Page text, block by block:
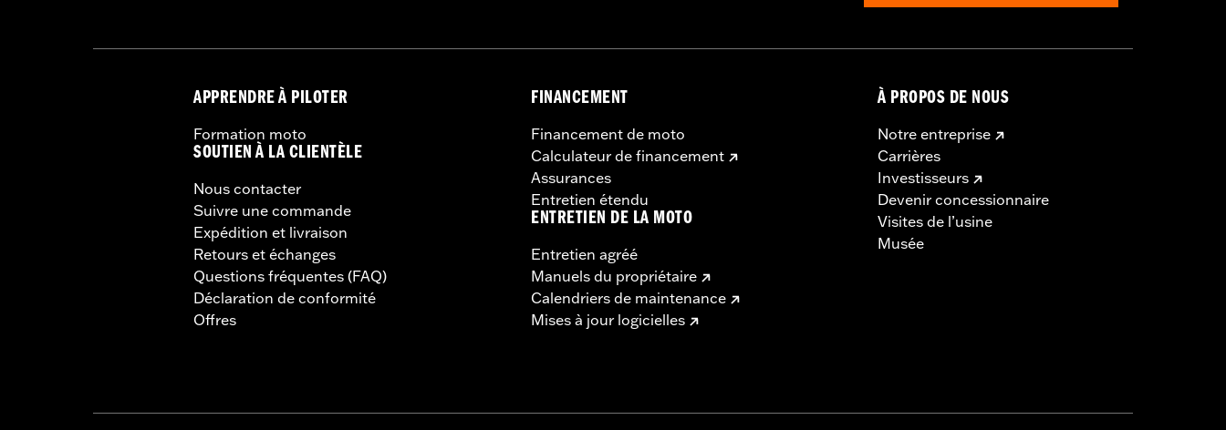
APPRENDRE À PILOTER
Formation moto
SOUTIEN À LA CLIENTÈLE
Nous contacter
Suivre une commande
Expédition et livraison
Retours et échanges
Questions fréquentes (FAQ)
Déclaration de conformité
Offres
FINANCEMENT
Financement de moto
Calculateur de financement
Assurances
Entretien étendu
ENTRETIEN DE LA MOTO
Entretien agréé
Manuels du propriétaire
Calendriers de maintenance
Mises à jour logicielles
À PROPOS DE NOUS
Notre entreprise
Carrières
Investisseurs
Devenir concessionnaire
Visites de l’usine
Musée